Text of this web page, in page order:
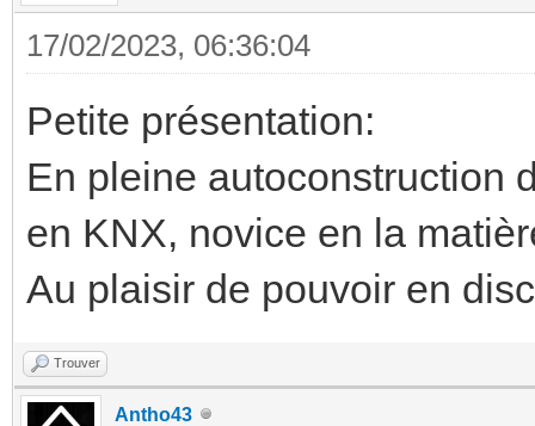
17/02/2023, 06:36:04
Petite présentation:
En pleine autoconstruction
en KNX, novice en la
Au plaisir de pouvoir en
Trouver
Antho43